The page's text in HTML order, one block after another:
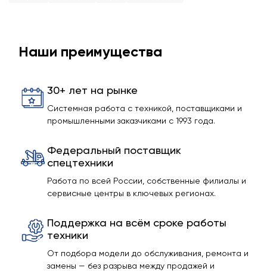
Наши преимущества
30+ лет на рынке
Системная работа с техникой, поставщиками и
промышленными заказчиками с 1993 года.
Федеральный поставщик
спецтехники
Работа по всей России, собственные филиалы и
сервисные центры в ключевых регионах.
Поддержка на всём сроке работы
техники
От подбора модели до обслуживания, ремонта и
замены — без разрыва между продажей и